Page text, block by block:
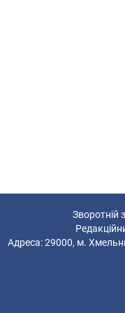
Зворотній
Редакційний
29000, м.